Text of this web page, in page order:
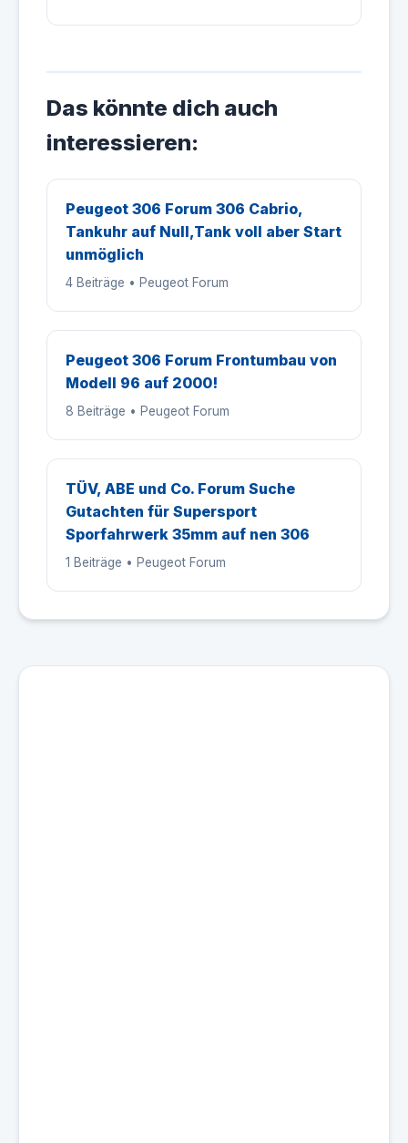
Das könnte dich auch
interessieren:
Peugeot 306 Forum 306 Cabrio,
Tankuhr auf Null,Tank voll aber Start
unmöglich
4 Beiträge • Peugeot Forum
Peugeot 306 Forum Frontumbau von
Modell 96 auf 2000!
8 Beiträge • Peugeot Forum
TÜV, ABE und Co. Forum Suche
Gutachten für Supersport
Sporfahrwerk 35mm auf nen 306
1 Beiträge • Peugeot Forum